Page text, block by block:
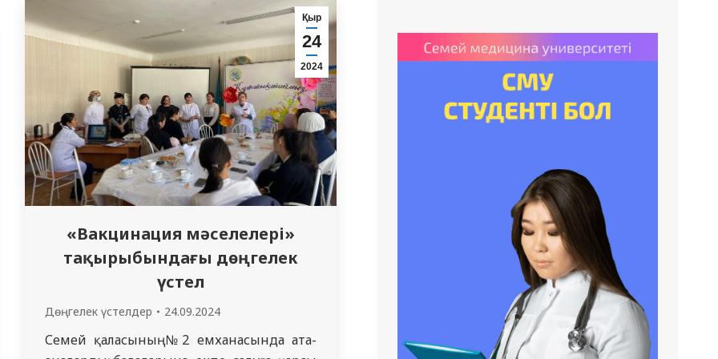
өздері туралы, алдағы оқу жылына
жоспарлары туралы айтып берді.
Тұрмыстық мәселелер, ағымдағы оқу
үлгерімі және ағымдағы…
Қыр
24
2024
«Вакцинация мәселелері»
тақырыбындағы дөңгелек
үстел
Дөңгелек үстелдер 24.09.2024
Семей қаласының №2 емханасында ата-